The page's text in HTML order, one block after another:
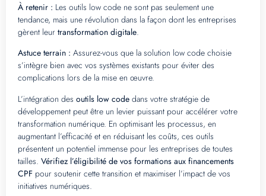
À retenir : Les outils low code ne sont pas seulement une
tendance, mais une révolution dans la façon dont les entreprises
gèrent leur transformation digitale.
Astuce terrain : Assurez-vous que la solution low code choisie
s’intègre bien avec vos systèmes existants pour éviter des
complications lors de la mise en œuvre.
L’intégration des outils low code dans votre stratégie de
développement peut être un levier puissant pour accélérer votre
transformation numérique. En optimisant les processus, en
augmentant l’efficacité et en réduisant les coûts, ces outils
présentent un potentiel immense pour les entreprises de toutes
tailles. Vérifiez l’éligibilité de vos formations aux financements
CPF pour soutenir cette transition et maximiser l’impact de vos
initiatives numériques.